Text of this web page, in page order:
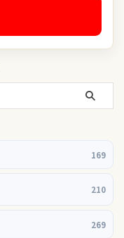
169
210
269